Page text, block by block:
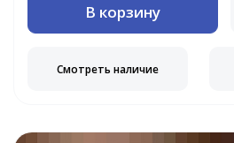
В корзину
Смотреть наличие